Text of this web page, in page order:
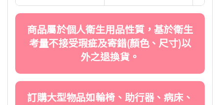
商品屬於個人衛生用品性質，基於衛生
考量不接受瑕疵及寄錯(顏色、尺寸)以
外之退換貨。
訂購大型物品如輪椅、助行器、病床、